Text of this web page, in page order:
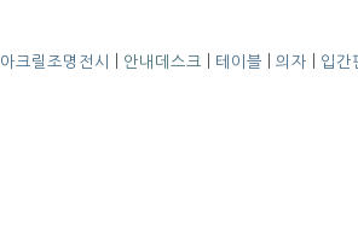
아크릴조명전시 안내데스크 테이블 의자 입간